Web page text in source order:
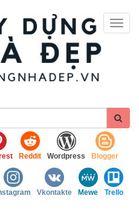
Reddit Wordpress Blogger
Vkontakte Mewe Trello